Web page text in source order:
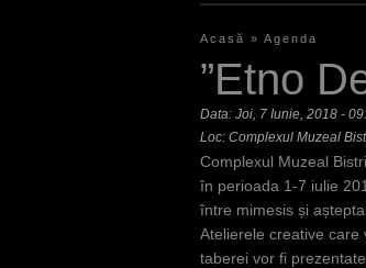
E
ş
t
i
a
i
Acasă » Agenda
”Etno
Data: Joi, 7 Iunie, 2018 -
Loc: Complexul Muzeal
Complexul Muzeal
în perioada 1-7 iulie
între mimesis și
Atelierele creative
taberei vor fi